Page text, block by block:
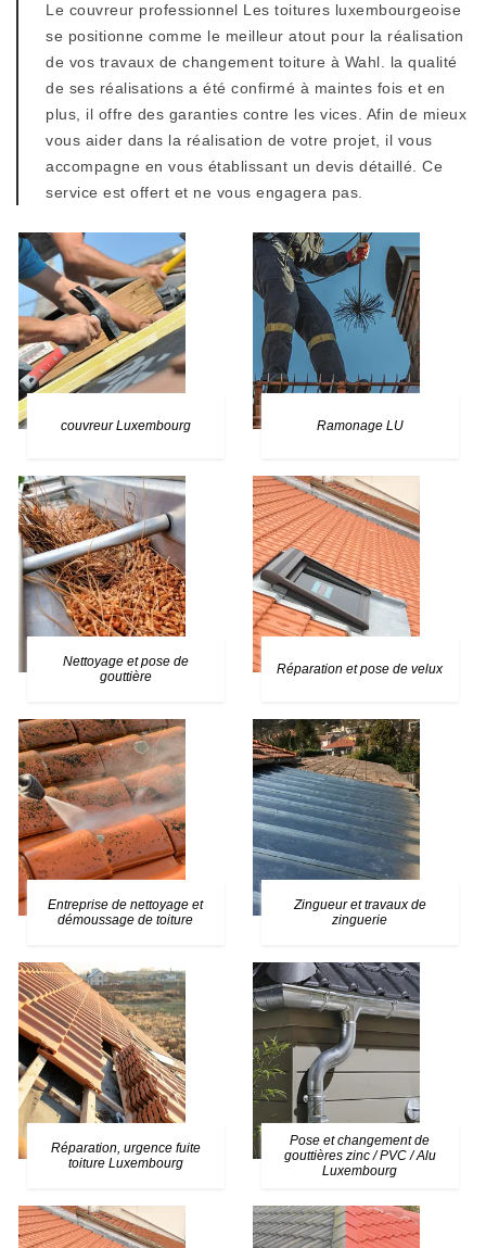
Le couvreur professionnel Les toitures luxembourgeoise
se positionne comme le meilleur atout pour la réalisation
de vos travaux de changement toiture à Wahl. la qualité
de ses réalisations a été confirmé à maintes fois et en
plus, il offre des garanties contre les vices. Afin de mieux
vous aider dans la réalisation de votre projet, il vous
accompagne en vous établissant un devis détaillé. Ce
service est offert et ne vous engagera pas.
couvreur Luxembourg Ramonage LU
Nettoyage et pose de
gouttière
Réparation et pose de velux
Entreprise de nettoyage et
démoussage de toiture
Zingueur et travaux de
zinguerie
Réparation, urgence fuite
toiture Luxembourg
Pose et changement de
gouttières zinc / PVC / Alu
Luxembourg